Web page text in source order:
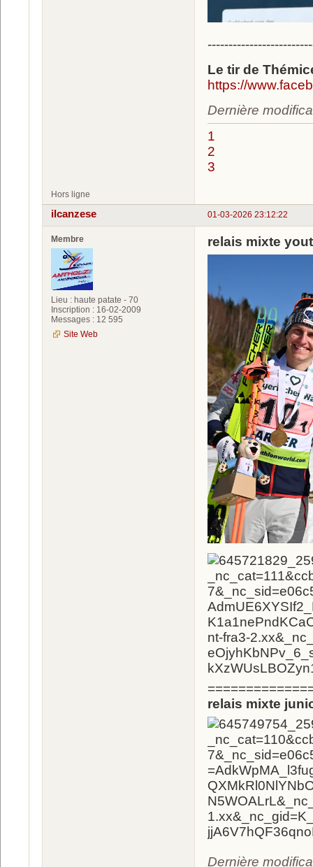
Le tir de
https://
Dernière
1
2
3
Hors ligne
01-03-2026 23:12:22
ilcanzese
Membre
Lieu : haute patate - 70
Inscription : 16-02-2009
Messages : 12 595
Site Web
relais mixte
relais mixte
Dernière